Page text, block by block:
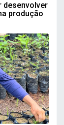
desenvolver
produção